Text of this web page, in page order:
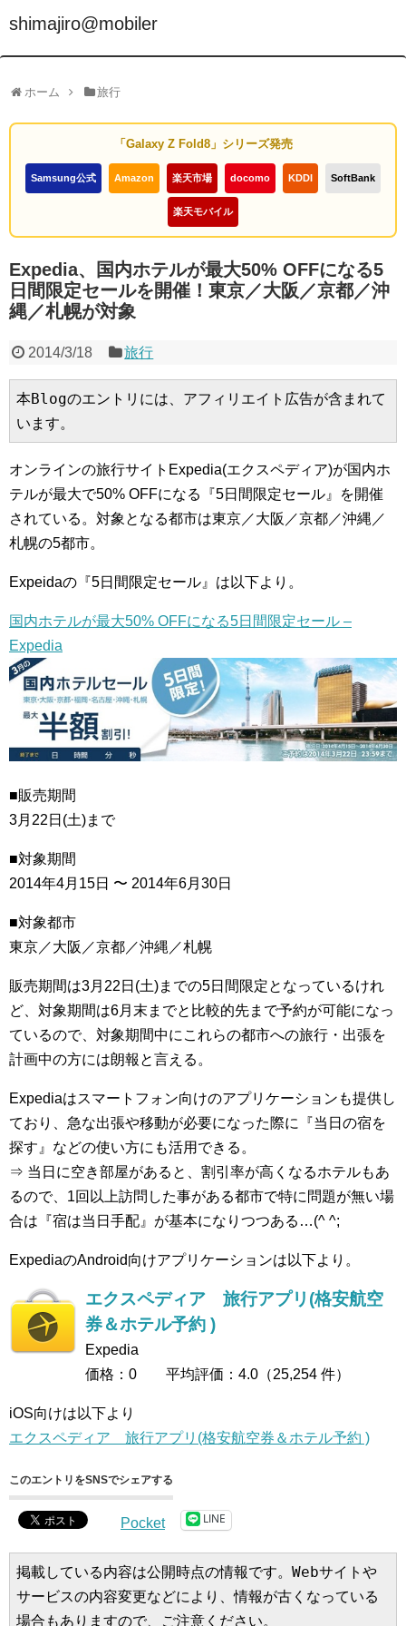
shimajiro@mobiler
ホーム 旅行
「Galaxy Z Fold8」シリーズ発売
Samsung公式 Amazon 楽天市場 docomo KDDI SoftBank
楽天モバイル
Expedia、国内ホテルが最大50% OFFになる5
日間限定セールを開催！東京／大阪／京都／沖
縄／札幌が対象
2014/3/18 旅行
本Blogのエントリには、アフィリエイト広告が含まれて
います。
オンラインの旅行サイトExpedia(エクスペディア)が国内ホ
テルが最大で50% OFFになる『5日間限定セール』を開催
されている。対象となる都市は東京／大阪／京都／沖縄／
札幌の5都市。
Expeidaの『5日間限定セール』は以下より。
国内ホテルが最大50% OFFになる5日間限定セール –
Expedia
■販売期間
3月22日(土)まで
■対象期間
2014年4月15日 〜 2014年6月30日
■対象都市
東京／大阪／京都／沖縄／札幌
販売期間は3月22日(土)までの5日間限定となっているけれ
ど、対象期間は6月末までと比較的先まで予約が可能になっ
ているので、対象期間中にこれらの都市への旅行・出張を
計画中の方には朗報と言える。
Expediaはスマートフォン向けのアプリケーションも提供し
ており、急な出張や移動が必要になった際に『当日の宿を
探す』などの使い方にも活用できる。
⇒ 当日に空き部屋があると、割引率が高くなるホテルもあ
るので、1回以上訪問した事がある都市で特に問題が無い場
合は『宿は当日手配』が基本になりつつある…(^ ^;
ExpediaのAndroid向けアプリケーションは以下より。
エクスペディア 旅行アプリ(格安航空
券＆ホテル予約 )
Expedia
価格：0 平均評価：4.0（25,254 件）
iOS向けは以下より
エクスペディア 旅行アプリ(格安航空券＆ホテル予約 )
このエントリをSNSでシェアする
Pocket LINE
掲載している内容は公開時点の情報です。Webサイトや
サービスの内容変更などにより、情報が古くなっている
場合もありますので、ご注意ください。